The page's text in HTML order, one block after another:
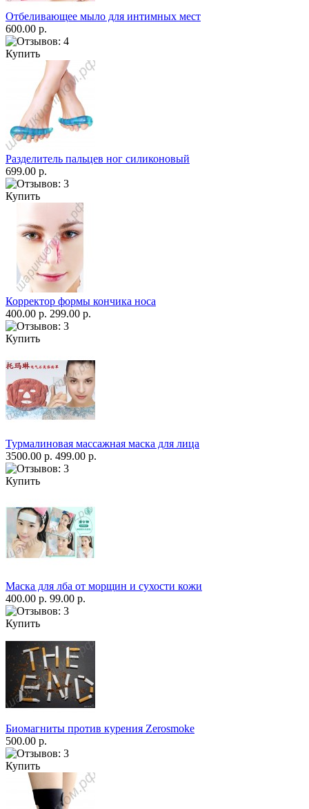
Отбеливающее мыло для интимных мест
600.00 р.
Купить
Разделитель пальцев ног силиконовый
699.00 р.
Купить
Корректор формы кончика носа
400.00 р. 299.00 р.
Купить
Турмалиновая массажная маска для лица
3500.00 р. 499.00 р.
Купить
Маска для лба от морщин и сухости кожи
400.00 р. 99.00 р.
Купить
Биомагниты против курения Zerosmoke
500.00 р.
Купить